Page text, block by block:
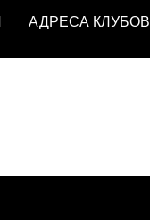
АДРЕСА КЛУБОВ